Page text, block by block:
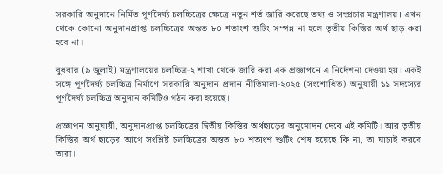
সরকারি অনুদানে নির্মিত পূর্ণদৈর্ঘ্য চলচ্চিত্রের ক্ষেত্রে নতুন শর্ত জারি করেছে তথ্য ও সম্প্রচার মন্ত্রণালয়। এখন
থেকে কোনো অনুদানপ্রাপ্ত চলচ্চিত্রের অন্তত ৮০ শতাংশ শুটিং সম্পন্ন না হলে তৃতীয় কিস্তির অর্থ ছাড় করা
হবে না।
বুধবার (৯ জুলাই) মন্ত্রণালয়ের চলচ্চিত্র-২ শাখা থেকে জারি করা এক প্রজ্ঞাপনে এ নির্দেশনা দেওয়া হয়। একই
সঙ্গে পূর্ণদৈর্ঘ্য চলচ্চিত্র নির্মাণে সরকারি অনুদান প্রদান নীতিমালা-২০২৫ (সংশোধিত) অনুযায়ী ১১ সদস্যের
পূর্ণদৈর্ঘ্য চলচ্চিত্র অনুদান কমিটিও গঠন করা হয়েছে।
প্রজ্ঞাপন অনুযায়ী, অনুদানপ্রাপ্ত চলচ্চিত্রের দ্বিতীয় কিস্তির অর্থছাড়ের অনুমোদন দেবে এই কমিটি। আর তৃতীয়
কিস্তির অর্থ ছাড়ের আগে সংশ্লিষ্ট চলচ্চিত্রের অন্তত ৮০ শতাংশ শুটিং শেষ হয়েছে কি না, তা যাচাই করবে
তারা।